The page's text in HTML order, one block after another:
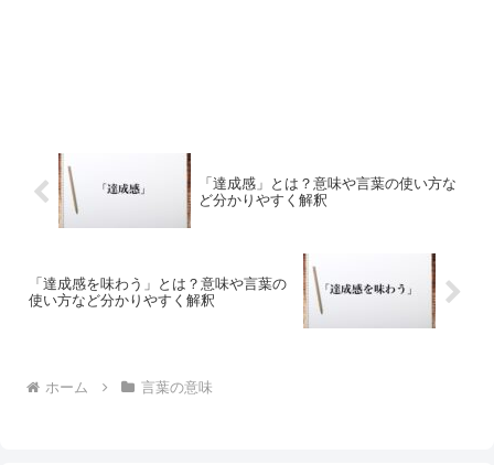
「達成感」とは？意味や言葉の使い方な
ど分かりやすく解釈
「達成感を味わう」とは？意味や言葉の
使い方など分かりやすく解釈
ホーム 言葉の意味